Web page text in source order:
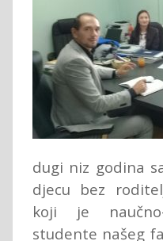
dugi niz godina
djecu bez
koji je
studente našeg